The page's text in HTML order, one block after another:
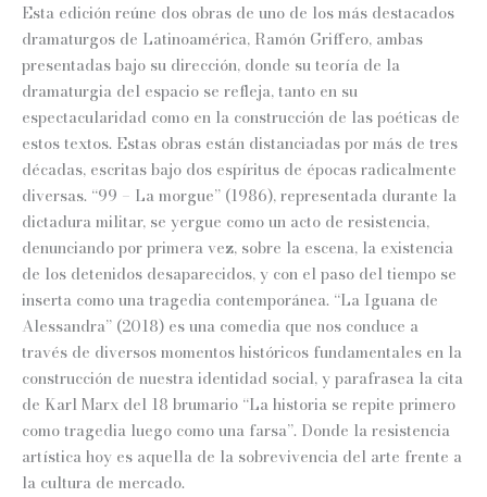
Esta edición reúne dos obras de uno de los más destacados
dramaturgos de Latinoamérica, Ramón Griffero, ambas
presentadas bajo su dirección, donde su teoría de la
dramaturgia del espacio se refleja, tanto en su
espectacularidad como en la construcción de las poéticas de
estos textos. Estas obras están distanciadas por más de tres
décadas, escritas bajo dos espíritus de épocas radicalmente
diversas. “99 – La morgue” (1986), representada durante la
dictadura militar, se yergue como un acto de resistencia,
denunciando por primera vez, sobre la escena, la existencia
de los detenidos desaparecidos, y con el paso del tiempo se
inserta como una tragedia contemporánea. “La Iguana de
Alessandra” (2018) es una comedia que nos conduce a
través de diversos momentos históricos fundamentales en la
construcción de nuestra identidad social, y parafrasea la cita
de Karl Marx del 18 brumario “La historia se repite primero
como tragedia luego como una farsa”. Donde la resistencia
artística hoy es aquella de la sobrevivencia del arte frente a
la cultura de mercado.